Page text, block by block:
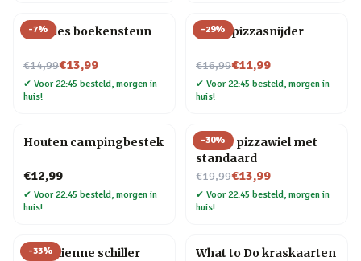
-7%
Noodles boekensteun
€14,99
Nu voor€13,99
✔ Voor 22:45 besteld, morgen in
huis!
-29%
Elpee pizzasnijder
€16,99
Nu voor€11,99
✔ Voor 22:45 besteld, morgen in
huis!
Houten campingbestek
€12,99
✔ Voor 22:45 besteld, morgen in
huis!
-30%
Gitaar pizzawiel met
standaard
€19,99
Nu voor€13,99
✔ Voor 22:45 besteld, morgen in
huis!
-33%
Kat Julienne schiller
What to Do kraskaarten